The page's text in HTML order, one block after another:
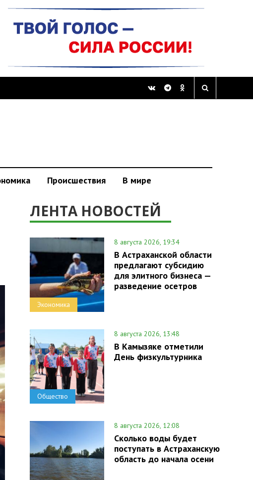
Происшествия В мире
ЛЕНТА НОВОСТЕЙ
Экономика
8 августа 2026, 19:34
В Астраханской области
предлагают субсидию
для элитного бизнеса —
разведение осетров
Общество
8 августа 2026, 13:48
В Камызяке отметили
День физкультурника
8 августа 2026, 12:08
Сколько воды будет
поступать в Астраханскую
область до начала осени